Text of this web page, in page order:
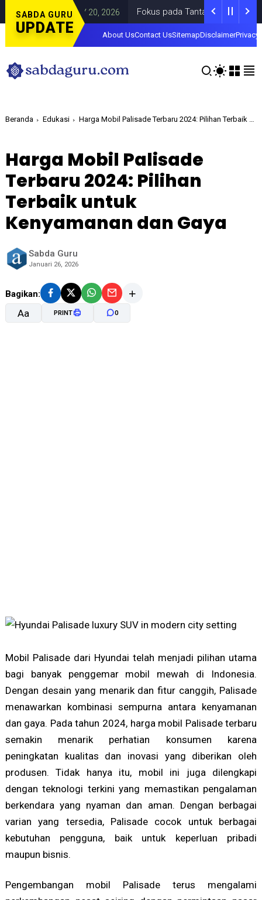
SABDA GURU
UPDATE
DAERAHJULY 20, 2026 Fokus pada Tantangan Akun Tiruan di
About UsContact UsSitemapDisclaimerPrivacy
Beranda Edukasi Harga Mobil Palisade Terbaru 2024: Pilihan Terbaik untuk Kenyamanan dan Gaya
Harga Mobil Palisade
Terbaru 2024: Pilihan
Terbaik untuk
Kenyamanan dan Gaya
Sabda Guru
Januari 26, 2026
Bagikan:
Aa PRINT 0
Mobil Palisade dari Hyundai telah menjadi pilihan utama
bagi banyak penggemar mobil mewah di Indonesia.
Dengan desain yang menarik dan fitur canggih, Palisade
menawarkan kombinasi sempurna antara kenyamanan
dan gaya. Pada tahun 2024, harga mobil Palisade terbaru
semakin menarik perhatian konsumen karena
peningkatan kualitas dan inovasi yang diberikan oleh
produsen. Tidak hanya itu, mobil ini juga dilengkapi
dengan teknologi terkini yang memastikan pengalaman
berkendara yang nyaman dan aman. Dengan berbagai
varian yang tersedia, Palisade cocok untuk berbagai
kebutuhan pengguna, baik untuk keperluan pribadi
maupun bisnis.
Pengembangan mobil Palisade terus mengalami